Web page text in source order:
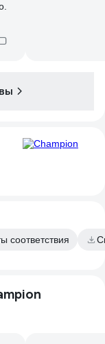
соответствия